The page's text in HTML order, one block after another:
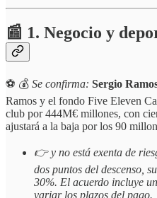
📰 1. Negocio y
⚽ 💰 Se confirma: Sergio
Ramos y el fondo Five Eleven
club por 444M€ millones, con
ajustará a la baja por los 90
👉 y no está exenta de
dos puntos del descenso,
30%. El acuerdo incluye
variar los plazos del pago.